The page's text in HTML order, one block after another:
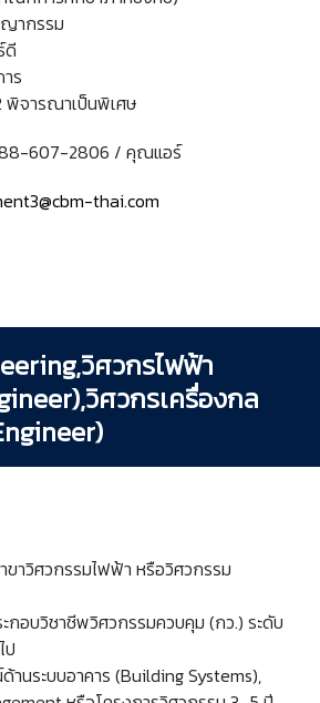
ญากรรม
ดี
ร
พิจารณาเป็นพิเศษ
607-2806 / คุณแอร์
thai.com
วิศวกรไฟฟ้า
วิศวกรเครื่องกล
าวิศวกรรมไฟฟ้า หรือวิศวกรรม
กอบวิชาชีพวิศวกรรมควบคุม (กว.) ระดับ
ป
นระบบอาคาร (Building Systems),